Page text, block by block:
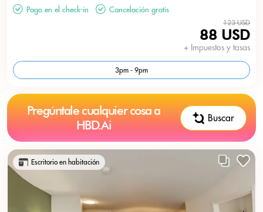
Pago en el check-in
Cancelación gratis
123 USD
88 USD
+ Impuestos y tasas
3pm - 9pm
Pregúntale cualquier cosa a
HBD.Ai
Buscar
Escritorio en habitación